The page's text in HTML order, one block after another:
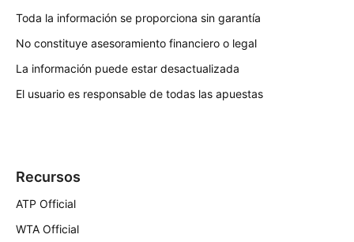
Toda la información se proporciona sin garantía
No constituye asesoramiento financiero o legal
La información puede estar desactualizada
El usuario es responsable de todas las apuestas
Recursos
ATP Official
WTA Official